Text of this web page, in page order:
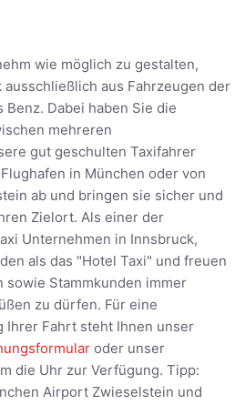
wie möglich zu gestalten,
aus Fahrzeugen der
Dabei haben Sie die
mehreren
gut geschulten Taxifahrer
in München oder von
ab und bringen sie sicher und
Zielort. Als einer der
Unternehmen in Innsbruck,
als das "Hotel Taxi" und freuen
sowie Stammkunden immer
zu dürfen. Für eine
Ihrer Fahrt steht Ihnen unser
oder unser
die Uhr zur Verfügung. Tipp:
Airport Zwieselstein und